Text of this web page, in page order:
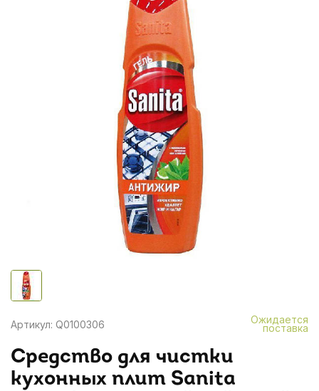
Артикул: Q0100306 Ожидается
поставка
Средство для чистки
кухонных плит Sanita